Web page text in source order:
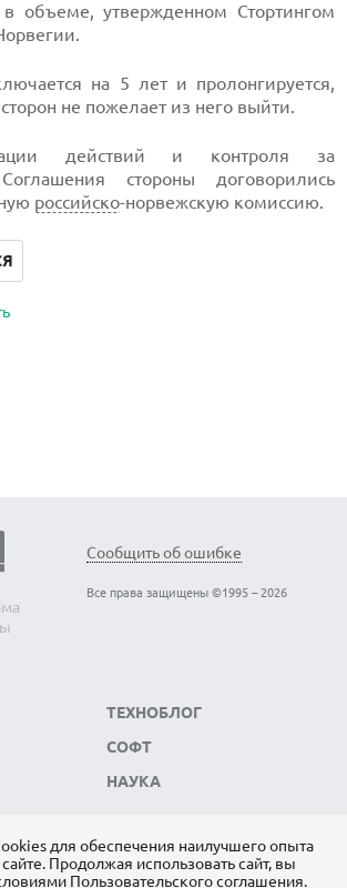
в объеме, утвержденном Стортингом
на 5 лет и пролонгируется,
не пожелает из него выйти.
действий и контроля за
стороны договорились
российско-норвежскую комиссию.
Сообщить об ошибке
Все права защищены ©1995 – 2026
ТЕХНОБЛОГ
СОФТ
НАУКА
НАС
для обеспечения наилучшего опыта
Продолжая использовать сайт, вы
Пользовательского соглашения.